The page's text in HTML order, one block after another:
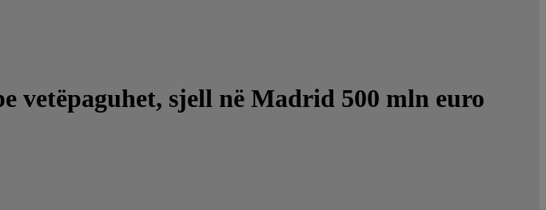
vetëpaguhet, sjell në Madrid 500 mln euro